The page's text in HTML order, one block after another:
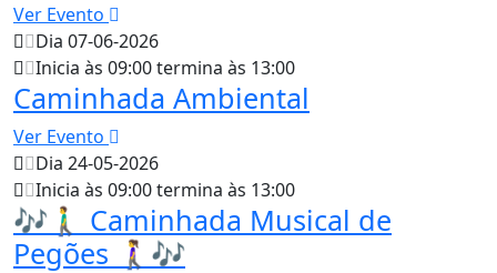
Ver Evento
Dia 07-06-2026
Inicia às 09:00 termina às 13:00
Caminhada Ambiental
Ver Evento
Dia 24-05-2026
Inicia às 09:00 termina às 13:00
🎶🚶‍♂️ Caminhada Musical de
Pegões 🚶‍♀️🎶